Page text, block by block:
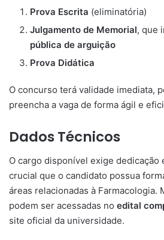
Prova Escrita (eliminatória)
Julgamento de Memorial, que
pública de arguição
Prova Didática
O concurso terá validade imediata,
preencha a vaga de forma ágil e
Dados Técnicos
O cargo disponível exige dedicação
crucial que o candidato possua
áreas relacionadas à Farmacologia.
podem ser acessadas no edital
site oficial da universidade.